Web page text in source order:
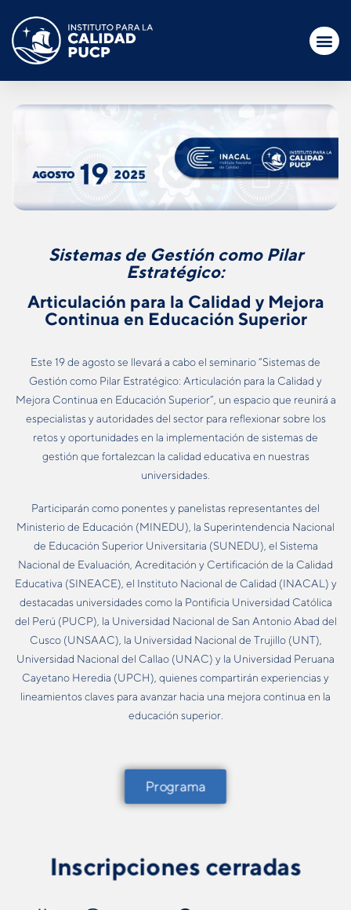
Sistemas de Gestión como Pilar
Estratégico:
Articulación para la Calidad y Mejora
Continua en Educación Superior
Este 19 de agosto se llevará a cabo el seminario “Sistemas de
Gestión como Pilar Estratégico: Articulación para la Calidad y
Mejora Continua en Educación Superior”, un espacio que reunirá a
especialistas y autoridades del sector para reflexionar sobre los
retos y oportunidades en la implementación de sistemas de
gestión que fortalezcan la calidad educativa en nuestras
universidades.
Participarán como ponentes y panelistas representantes del
Ministerio de Educación (MINEDU), la Superintendencia Nacional
de Educación Superior Universitaria (SUNEDU), el Sistema
Nacional de Evaluación, Acreditación y Certificación de la Calidad
Educativa (SINEACE), el Instituto Nacional de Calidad (INACAL) y
destacadas universidades como la Pontificia Universidad Católica
del Perú (PUCP), la Universidad Nacional de San Antonio Abad del
Cusco (UNSAAC), la Universidad Nacional de Trujillo (UNT),
Universidad Nacional del Callao (UNAC) y la Universidad Peruana
Cayetano Heredia (UPCH), quienes compartirán experiencias y
lineamientos claves para avanzar hacia una mejora continua en la
educación superior.
Programa
Inscripciones cerradas